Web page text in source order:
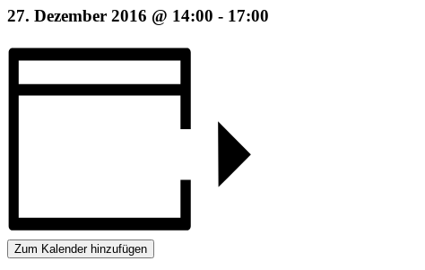
27. Dezember 2016 @ 14:00 - 17:00
Zum Kalender hinzufügen